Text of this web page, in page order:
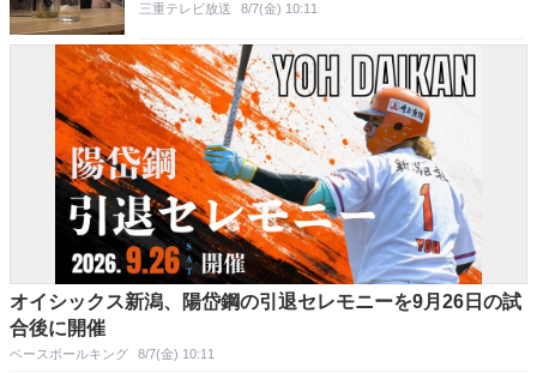
三重テレビ放送 8/7(金) 10:11
オイシックス新潟、陽岱鋼の引退セレモニーを9月26日の試
合後に開催
ベースボールキング 8/7(金) 10:11